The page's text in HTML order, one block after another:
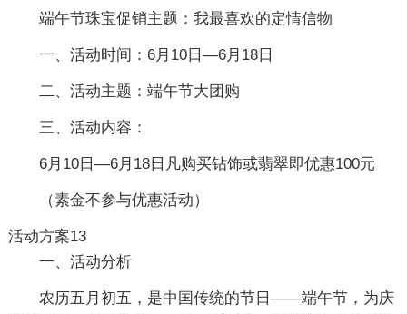
端午节珠宝促销主题：我最喜欢的定情信物
一、活动时间：6月10日—6月18日
二、活动主题：端午节大团购
三、活动内容：
6月10日—6月18日凡购买钻饰或翡翠即优惠100元
（素金不参与优惠活动）
活动方案13
一、活动分析
农历五月初五，是中国传统的节日——端午节，为庆